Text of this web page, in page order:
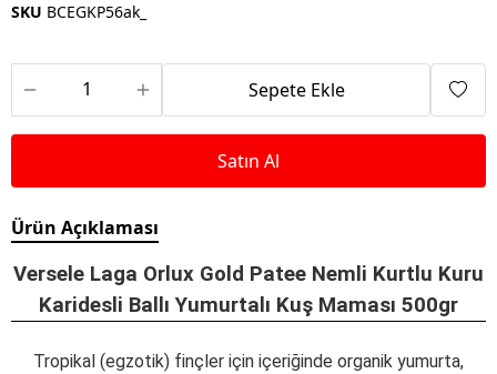
SKU BCEGKP56ak_
Sepete Ekle
Satın Al
Ürün Açıklaması
Versele Laga Orlux Gold Patee Nemli Kurtlu Kuru
Karidesli Ballı Yumurtalı Kuş Maması 500gr
Tropikal (egzotik) finçler için içeriğinde organik yumurta,